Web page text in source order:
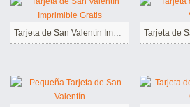
Tarjeta de San Valentín Imprimible Gratis Tarjeta de